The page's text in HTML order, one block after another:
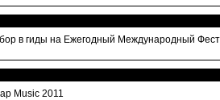
в гиды на Ежегодный Международный
Music 2011